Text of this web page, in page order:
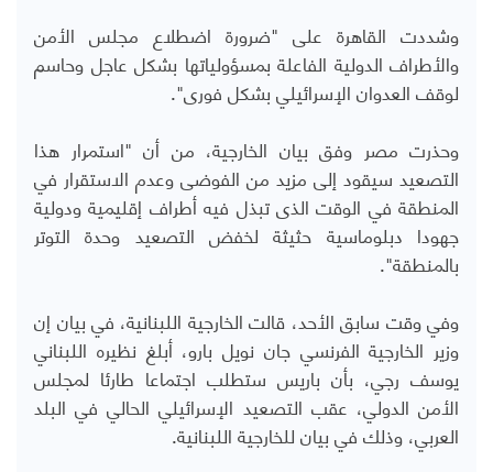
وشددت القاهرة على "ضرورة اضطلاع مجلس الأمن
والأطراف الدولية الفاعلة بمسؤولياتها بشكل عاجل وحاسم
لوقف العدوان الإسرائيلي بشكل فورى".
وحذرت مصر وفق بيان الخارجية، من أن "استمرار هذا
التصعيد سيقود إلى مزيد من الفوضى وعدم الاستقرار في
المنطقة في الوقت الذى تبذل فيه أطراف إقليمية ودولية
جهودا دبلوماسية حثيثة لخفض التصعيد وحدة التوتر
بالمنطقة".
وفي وقت سابق الأحد، قالت الخارجية اللبنانية، في بيان إن
وزير الخارجية الفرنسي جان نويل بارو، أبلغ نظيره اللبناني
يوسف رجي، بأن باريس ستطلب اجتماعا طارئا لمجلس
الأمن الدولي، عقب التصعيد الإسرائيلي الحالي في البلد
العربي، وذلك في بيان للخارجية اللبنانية.